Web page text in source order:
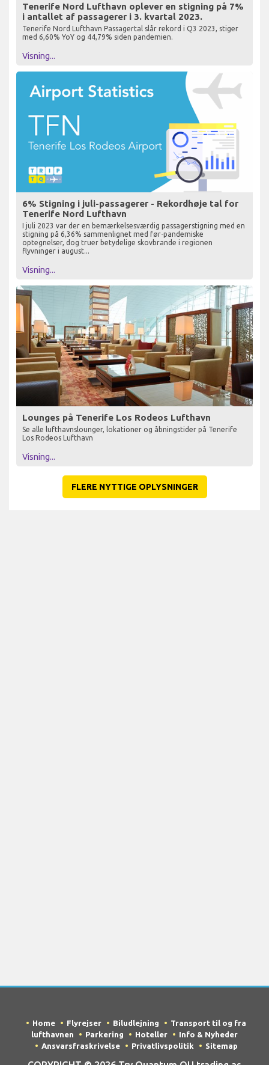
Tenerife Nord Lufthavn oplever en stigning på 7%
i antallet af passagerer i 3. kvartal 2023.
Tenerife Nord Lufthavn Passagertal slår rekord i Q3 2023, stiger
med 6,60% YoY og 44,79% siden pandemien.
Visning...
6% Stigning i juli-passagerer - Rekordhøje tal for
Tenerife Nord Lufthavn
I juli 2023 var der en bemærkelsesværdig passagerstigning med en
stigning på 6,36% sammenlignet med før-pandemiske
optegnelser, dog truer betydelige skovbrande i regionen
flyvninger i august...
Visning...
Lounges på Tenerife Los Rodeos Lufthavn
Se alle lufthavnslounger, lokationer og åbningstider på Tenerife
Los Rodeos Lufthavn
Visning...
FLERE NYTTIGE OPLYSNINGER
Home Flyrejser Biludlejning
Transport til og fra
lufthavnen
Parkering Hoteller
Info & Nyheder
Ansvarsfraskrivelse
Privatlivspolitik Sitemap